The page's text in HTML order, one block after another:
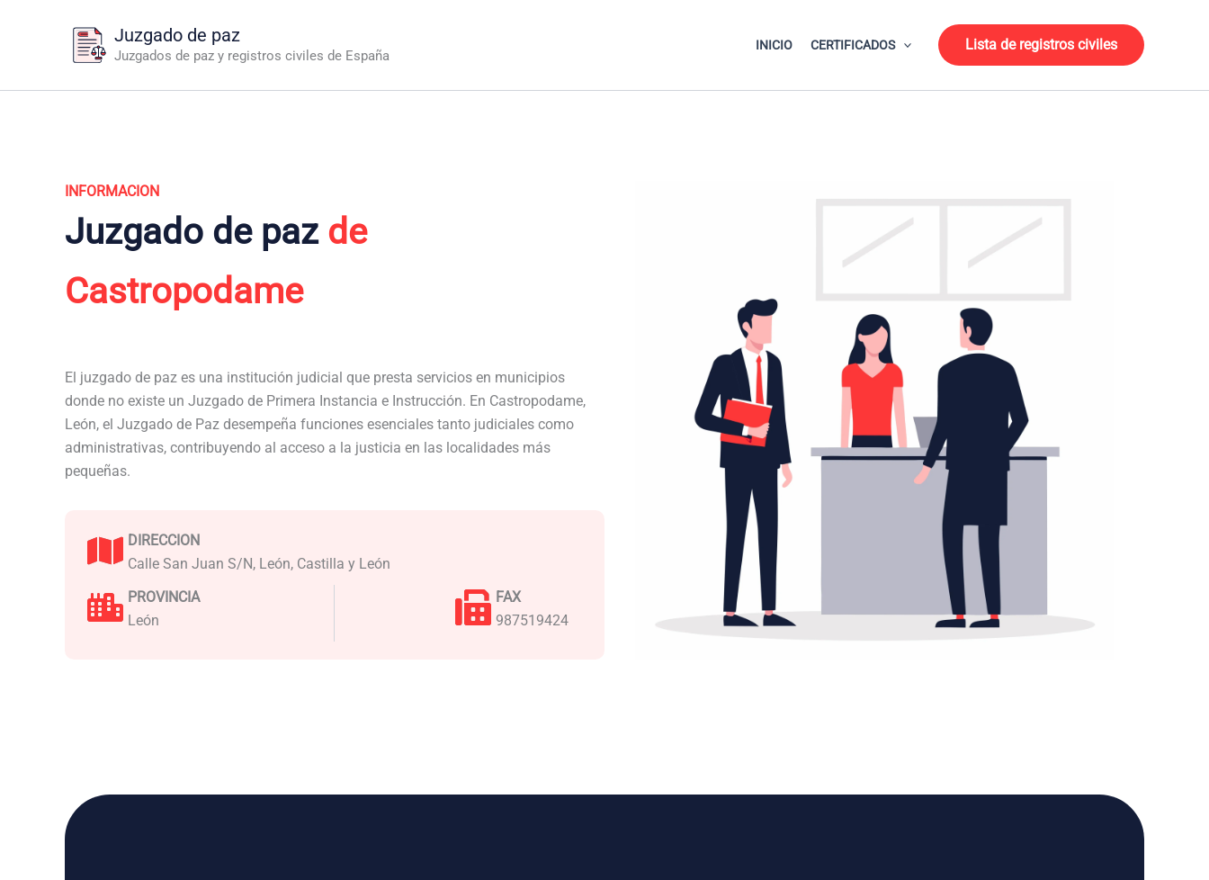
Juzgado de paz
Juzgados de paz y registros civiles de España
INICIO CERTIFICADOS Lista de registros civiles
INFORMACION
Juzgado de paz de
Castropodame
El juzgado de paz es una institución judicial que presta servicios en municipios
donde no existe un Juzgado de Primera Instancia e Instrucción. En Castropodame,
León, el Juzgado de Paz desempeña funciones esenciales tanto judiciales como
administrativas, contribuyendo al acceso a la justicia en las localidades más
pequeñas.
DIRECCION
Calle San Juan S/N, León, Castilla y León
PROVINCIA
León
FAX
987519424